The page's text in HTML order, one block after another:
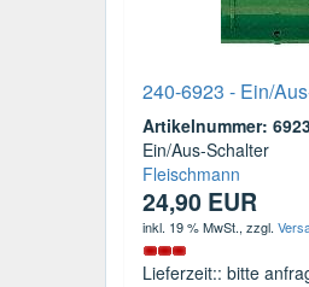
240-6923 - Ein/
Artikelnummer:
Ein/Aus-Schalter
Fleischmann
24,90 EUR
inkl. 19 % MwSt., zzgl.
Lieferzeit:: bitte